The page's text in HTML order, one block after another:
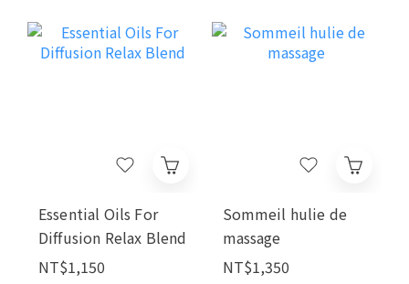
Essential Oils For
Diffusion Relax Blend
NT$1,150
Sommeil hulie de
massage
NT$1,350